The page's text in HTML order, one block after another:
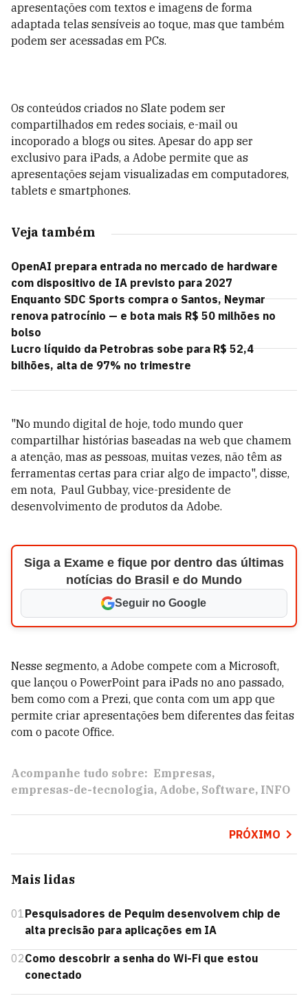
apresentações com textos e imagens de forma
adaptada telas sensíveis ao toque, mas que também
podem ser acessadas em PCs.
Os conteúdos criados no Slate podem ser
compartilhados em redes sociais, e-mail ou
incoporado a blogs ou sites. Apesar do app ser
exclusivo para iPads, a Adobe permite que as
apresentações sejam visualizadas em computadores,
tablets e smartphones.
Veja também
OpenAI prepara entrada no mercado de hardware
com dispositivo de IA previsto para 2027
Enquanto SDC Sports compra o Santos, Neymar
renova patrocínio — e bota mais R$ 50 milhões no
bolso
Lucro líquido da Petrobras sobe para R$ 52,4
bilhões, alta de 97% no trimestre
"No mundo digital de hoje, todo mundo quer
compartilhar histórias baseadas na web que chamem
a atenção, mas as pessoas, muitas vezes, não têm as
ferramentas certas para criar algo de impacto", disse,
em nota, Paul Gubbay, vice-presidente de
desenvolvimento de produtos da Adobe.
Siga a Exame e fique por dentro das últimas
notícias do Brasil e do Mundo
Seguir no Google
Nesse segmento, a Adobe compete com a Microsoft,
que lançou o PowerPoint para iPads no ano passado,
bem como com a Prezi, que conta com um app que
permite criar apresentações bem diferentes das feitas
com o pacote Office.
Acompanhe tudo sobre: Empresas
empresas-de-tecnologia Adobe Software INFO
PRÓXIMO
Mais lidas
01Pesquisadores de Pequim desenvolvem chip de
alta precisão para aplicações em IA
02Como descobrir a senha do Wi-Fi que estou
conectado